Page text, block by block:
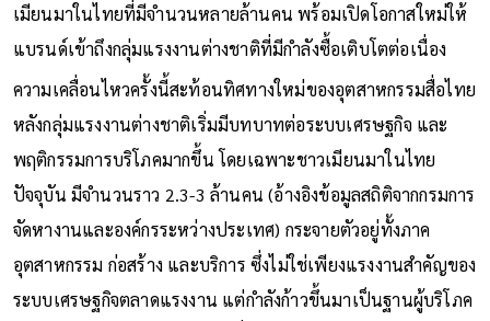
เมียนมาในไทยที่มีจำนวนหลายล้านคน พร้อมเปิดโอกาสใหม่ให้
แบรนด์เข้าถึงกลุ่มแรงงานต่างชาติที่มีกำลังซื้อเติบโตต่อเนื่อง
ความเคลื่อนไหวครั้งนี้สะท้อนทิศทางใหม่ของอุตสาหกรรมสื่อไทย
หลังกลุ่มแรงงานต่างชาติเริ่มมีบทบาทต่อระบบเศรษฐกิจ และ
พฤติกรรมการบริโภคมากขึ้น โดยเฉพาะชาวเมียนมาในไทย
ปัจจุบัน มีจำนวนราว 2.3-3 ล้านคน (อ้างอิงข้อมูลสถิติจากกรมการ
จัดหางานและองค์กรระหว่างประเทศ) กระจายตัวอยู่ทั้งภาค
อุตสาหกรรม ก่อสร้าง และบริการ ซึ่งไม่ใช่เพียงแรงงานสำคัญของ
ระบบเศรษฐกิจตลาดแรงงาน แต่กำลังก้าวขึ้นมาเป็นฐานผู้บริโภค